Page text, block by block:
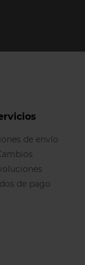
de envío
de pago